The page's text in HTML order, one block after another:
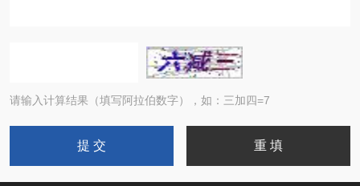
请输入计算结果（填写阿拉伯数字），如：三加四=7